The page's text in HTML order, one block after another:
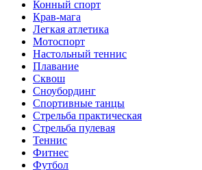
Конный спорт
Крав-мага
Легкая атлетика
Мотоспорт
Настольный теннис
Плавание
Сквош
Сноубординг
Спортивные танцы
Стрельба практическая
Стрельба пулевая
Теннис
Фитнес
Футбол